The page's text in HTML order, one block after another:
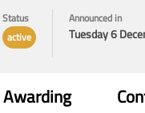
Status
active
Announced in
Tuesday 6
Awarding